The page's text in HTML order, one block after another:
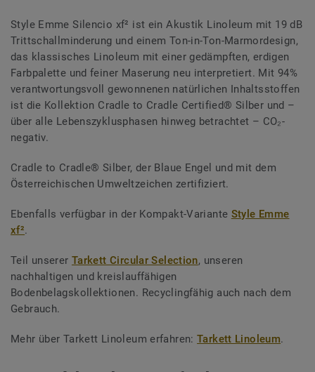
Style Emme Silencio xf² ist ein Akustik Linoleum mit 19 dB
Trittschallminderung und einem Ton-in-Ton-Marmordesign,
das klassisches Linoleum mit einer gedämpften, erdigen
Farbpalette und feiner Maserung neu interpretiert. Mit 94%
verantwortungsvoll gewonnenen natürlichen Inhaltsstoffen
ist die Kollektion Cradle to Cradle Certified® Silber und –
über alle Lebenszyklusphasen hinweg betrachtet – CO₂-
negativ.
Cradle to Cradle® Silber, der Blaue Engel und mit dem
Österreichischen Umweltzeichen zertifiziert.
Ebenfalls verfügbar in der Kompakt-Variante Style Emme
xf².
Teil unserer Tarkett Circular Selection, unseren
nachhaltigen und kreislauffähigen
Bodenbelagskollektionen. Recyclingfähig auch nach dem
Gebrauch.
Mehr über Tarkett Linoleum erfahren:Tarkett Linoleum.